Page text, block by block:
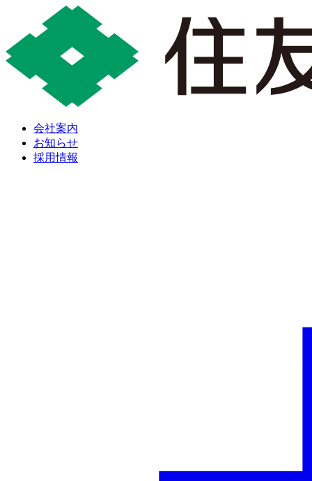
会社案内
お知らせ
採用情報